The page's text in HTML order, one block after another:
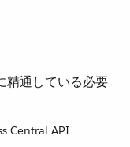
精通している必要
Central API